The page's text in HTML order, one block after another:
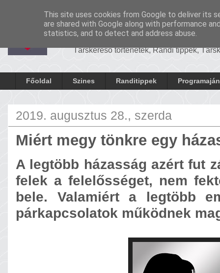
Cronosrandi
CronosRandi
Társkereső történetek, Randi tippek,
Főoldal Szines Randitippek
2019. augusztus 28., szerda
Miért megy tönkre egy
A legtöbb házasság azért fut
felek a felelősséget, nem
bele. Valamiért a legtöbb
párkapcsolatok működnek
This site uses cookies from Google to deliver its
are shared with Google along with performance
statistics, and to detect and address abuse.